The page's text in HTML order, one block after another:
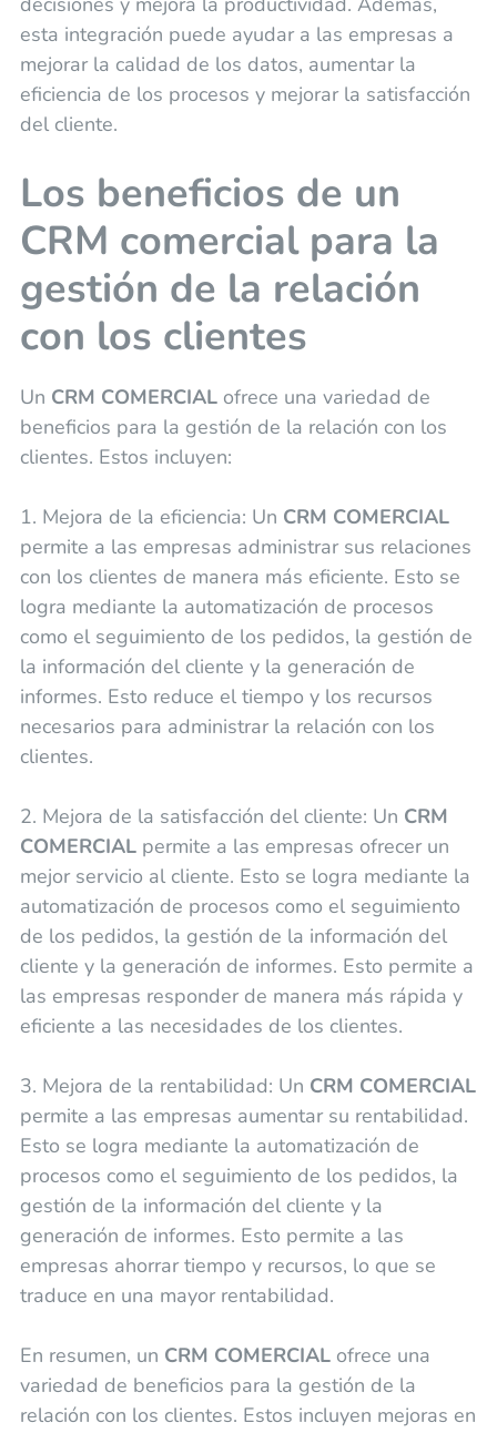
esta integración puede ayudar a las empresas a
mejorar la calidad de los datos, aumentar la
eficiencia de los procesos y mejorar la satisfacción
del cliente.
Los beneficios de un
CRM comercial para la
gestión de la relación
con los clientes
Un CRM COMERCIALofrece una variedad de
beneficios para la gestión de la relación con los
clientes. Estos incluyen:
1. Mejora de la eficiencia: Un CRM COMERCIAL
permite a las empresas administrar sus relaciones
con los clientes de manera más eficiente. Esto se
logra mediante la automatización de procesos
como el seguimiento de los pedidos, la gestión de
la información del cliente y la generación de
informes. Esto reduce el tiempo y los recursos
necesarios para administrar la relación con los
clientes.
2. Mejora de la satisfacción del cliente: Un CRM
COMERCIALpermite a las empresas ofrecer un
mejor servicio al cliente. Esto se logra mediante la
automatización de procesos como el seguimiento
de los pedidos, la gestión de la información del
cliente y la generación de informes. Esto permite a
las empresas responder de manera más rápida y
eficiente a las necesidades de los clientes.
3. Mejora de la rentabilidad: Un CRM COMERCIAL
permite a las empresas aumentar su rentabilidad.
Esto se logra mediante la automatización de
procesos como el seguimiento de los pedidos, la
gestión de la información del cliente y la
generación de informes. Esto permite a las
empresas ahorrar tiempo y recursos, lo que se
traduce en una mayor rentabilidad.
En resumen, un CRM COMERCIALofrece una
variedad de beneficios para la gestión de la
relación con los clientes. Estos incluyen mejoras en